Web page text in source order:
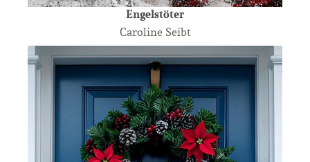
Engelstöter
Caroline Seibt